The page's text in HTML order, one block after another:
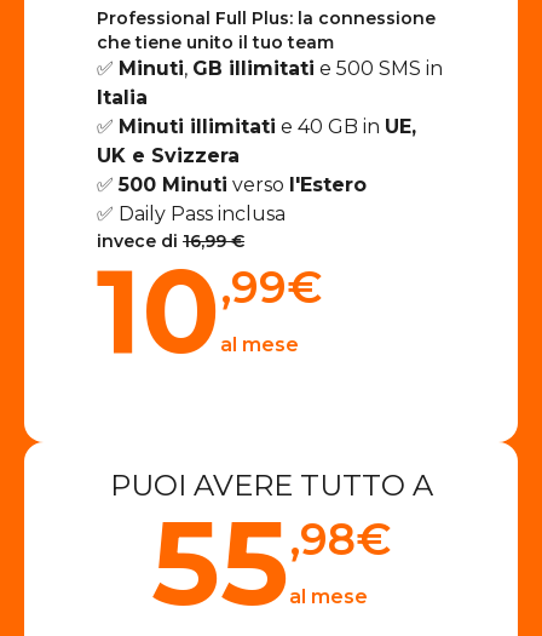
Professional Full Plus: la connessione
che tiene unito il tuo team
✅ Minuti, GB illimitati e 500 SMS in
Italia
✅ Minuti illimitati e 40 GB in UE,
UK e Svizzera
✅500 Minuti verso l'Estero
✅ Daily Pass inclusa
invece di 16,99 €
10,99€
al mese
PUOI AVERE TUTTO A
55,98€
al mese